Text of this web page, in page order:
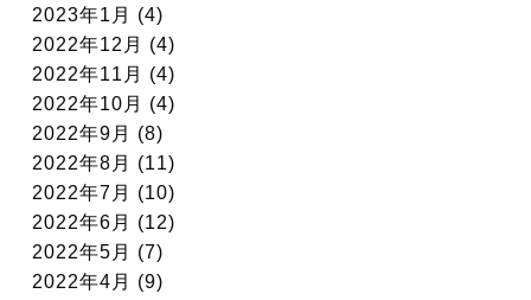
2023年1月 (4)
2022年12月 (4)
2022年11月 (4)
2022年10月 (4)
2022年9月 (8)
2022年8月 (11)
2022年7月 (10)
2022年6月 (12)
2022年5月 (7)
2022年4月 (9)